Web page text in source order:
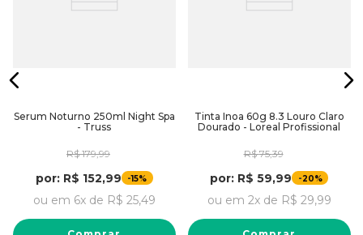
- Trata o couro cabeludo
- A base de óleos
Embalagem:60g.
Serum Noturno 250ml Night Spa
- Truss
R$ 179,99
por: R$ 152,99 -15%
ou em 6x de R$ 25,49
Tinta Inoa 60g 8.3 Louro Claro
Dourado - Loreal Profissional
R$ 75,39
por: R$ 59,99 -20%
ou em 2x de R$ 29,99